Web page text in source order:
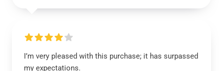
I’m very pleased with this purchase; it has surpassed
my expectations.